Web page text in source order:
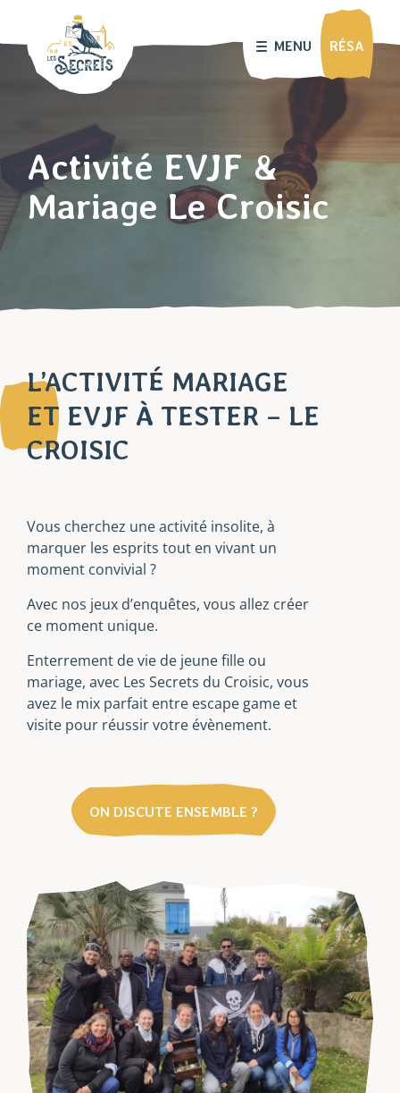
MENU RÉSA
Activité EVJF &
Mariage Le Croisic
L’ACTIVITÉ MARIAGE
ET EVJF À TESTER – LE
CROISIC
Vous cherchez une activité insolite, à
marquer les esprits tout en vivant un
moment convivial ?
Avec nos jeux d’enquêtes, vous allez créer
ce moment unique.
Enterrement de vie de jeune fille ou
mariage, avec Les Secrets du Croisic, vous
avez le mix parfait entre escape game et
visite pour réussir votre évènement.
ON DISCUTE ENSEMBLE ?